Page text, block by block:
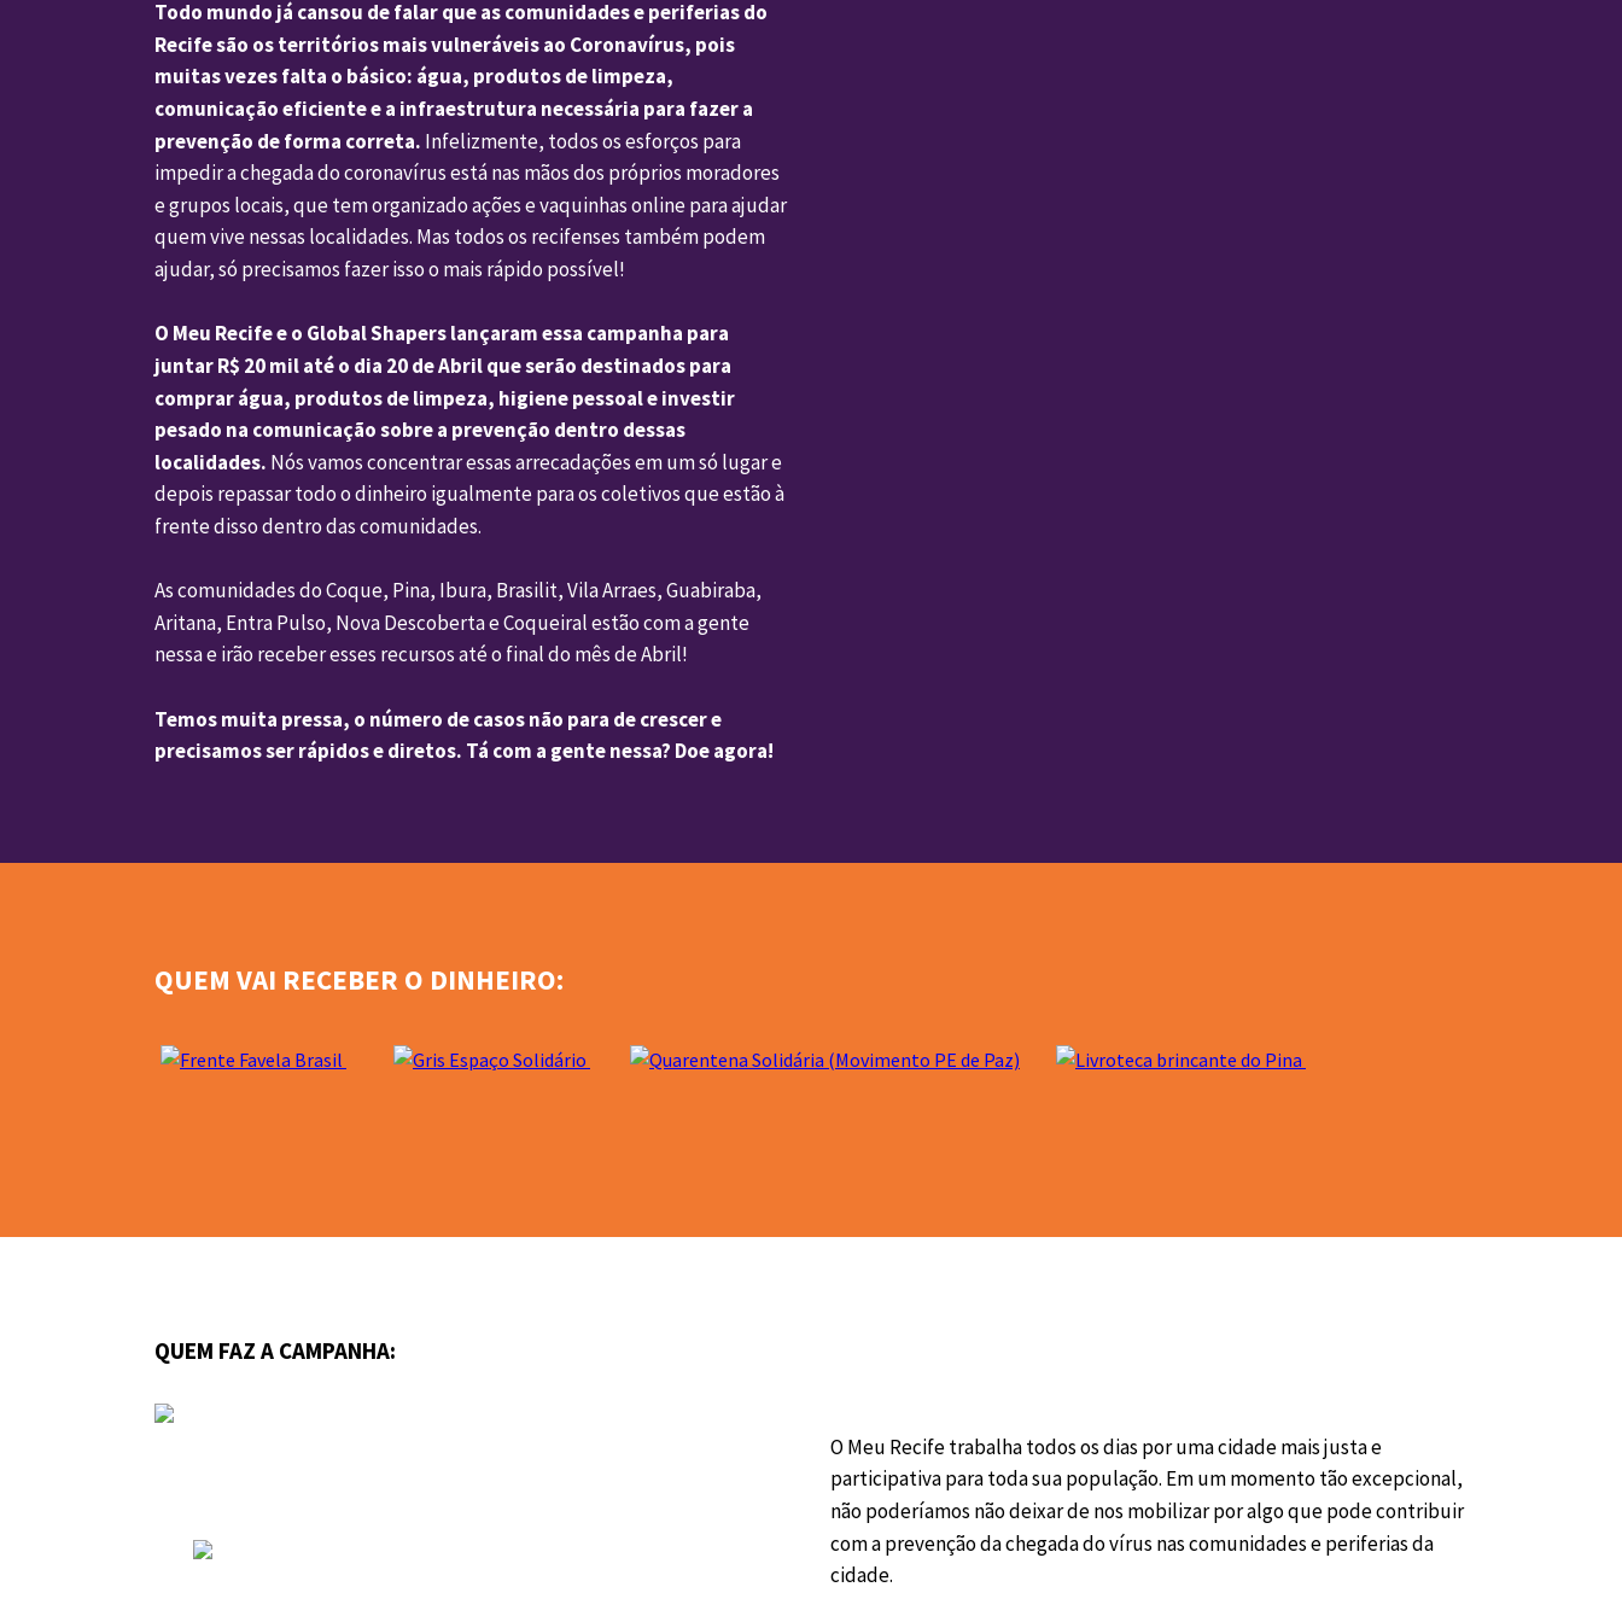
Todo mundo já cansou de falar que as comunidades e periferias do
Recife são os territórios mais vulneráveis ao Coronavírus, pois
muitas vezes falta o básico: água, produtos de limpeza,
comunicação eficiente e a infraestrutura necessária para fazer a
prevenção de forma correta. Infelizmente, todos os esforços para
impedir a chegada do coronavírus está nas mãos dos próprios moradores
e grupos locais, que tem organizado ações e vaquinhas online para ajudar
quem vive nessas localidades. Mas todos os recifenses também podem
ajudar, só precisamos fazer isso o mais rápido possível!
O Meu Recife e o Global Shapers lançaram essa campanha para
juntar R$ 20 mil até o dia 20 de Abril que serão destinados para
comprar água, produtos de limpeza, higiene pessoal e investir
pesado na comunicação sobre a prevenção dentro dessas
localidades. Nós vamos concentrar essas arrecadações em um só lugar e
depois repassar todo o dinheiro igualmente para os coletivos que estão à
frente disso dentro das comunidades.
As comunidades do Coque, Pina, Ibura, Brasilit, Vila Arraes, Guabiraba,
Aritana, Entra Pulso, Nova Descoberta e Coqueiral estão com a gente
nessa e irão receber esses recursos até o final do mês de Abril!
Temos muita pressa, o número de casos não para de crescer e
precisamos ser rápidos e diretos. Tá com a gente nessa? Doe agora!
QUEM VAI RECEBER O DINHEIRO:
QUEM FAZ A CAMPANHA:
O Meu Recife trabalha todos os dias por uma cidade mais justa e
participativa para toda sua população. Em um momento tão excepcional,
não poderíamos não deixar de nos mobilizar por algo que pode contribuir
com a prevenção da chegada do vírus nas comunidades e periferias da
cidade.